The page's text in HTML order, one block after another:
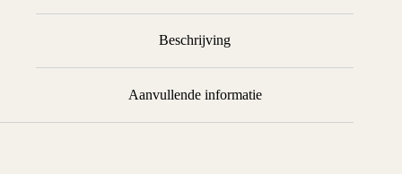
Beschrijving
Aanvullende informatie